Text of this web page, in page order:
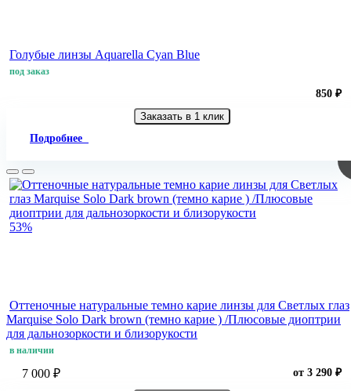
Голубые линзы Aquarella Cyan Blue
под заказ
850 ₽
Заказать в 1 клик
Подробнее
53%
Оттеночные натуральные темно карие линзы для Светлых глаз
Marquise Solo Dark brown (темно карие ) /Плюсовые диоптрии
для дальнозоркости и близорукости
в наличии
7 000 ₽ от 3 290 ₽